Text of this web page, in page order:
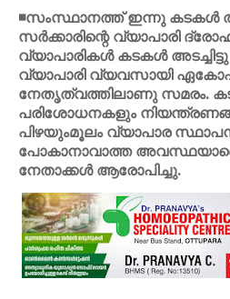
◾സംസ്ഥാനത്ത് ഇന്നു കടകള്‍
സര്‍ക്കാരിന്റെ വ്യാപാരി
വ്യാപാരികള്‍ കടകള്‍
വ്യാപാരി വ്യവസായി
നേതൃത്വത്തിലാണു സമരം.
പരിശോധനകളും
പിഴയുംമൂലം വ്യാപാര
പോകാനാവാത്ത
നേതാക്കള്‍ ആരോപിച്ചു.